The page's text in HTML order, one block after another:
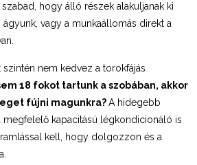
szabad, hogy álló részek alakuljanak ki
ágyunk, vagy a munkaállomás direkt a
nem kedvez a torokfájás
18 fokot tartunk a szobában, akkor
fújni magunkra?A hidegebb
megfelelő kapacitású légkondicionáló is
kell, hogy dolgozzon és a